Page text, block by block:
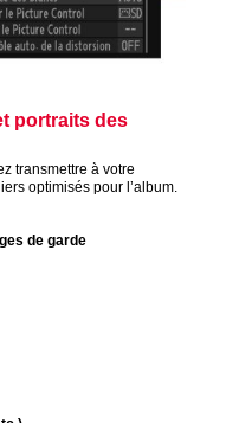
portraits des
transmettre à votre
optimisés pour l’album.
de garde